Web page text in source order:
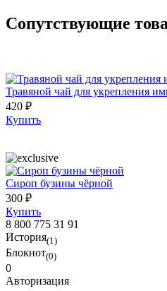
Сопутствующие
Травяной чай для укрепления
420 ₽
Купить
Сироп бузины чёрной
300 ₽
Купить
8 800 775 31 91
История(1)
Блокнот(0)
0
Авторизация